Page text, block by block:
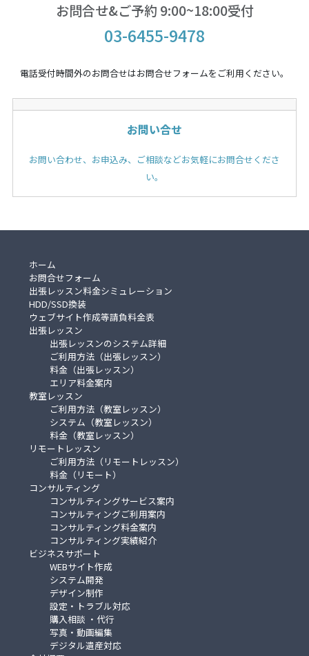
お問合せ&ご予約 9:00~18:00受付
03-6455-9478
電話受付時間外のお問合せはお問合せフォームをご利用ください。
お問い合せ
お問い合わせ、お申込み、ご相談などお気軽にお問合せくださ
い。
ホーム
お問合せフォーム
出張レッスン料金シミュレーション
HDD/SSD換装
ウェブサイト作成等請負料金表
出張レッスン
出張レッスンのシステム詳細
ご利用方法（出張レッスン）
料金（出張レッスン）
エリア料金案内
教室レッスン
ご利用方法（教室レッスン）
システム（教室レッスン）
料金（教室レッスン）
リモートレッスン
ご利用方法（リモートレッスン）
料金（リモート）
コンサルティング
コンサルティングサービス案内
コンサルティングご利用案内
コンサルティング料金案内
コンサルティング実績紹介
ビジネスサポート
WEBサイト作成
システム開発
デザイン制作
設定・トラブル対応
購入相談 ・代行
写真・動画編集
デジタル遺産対応